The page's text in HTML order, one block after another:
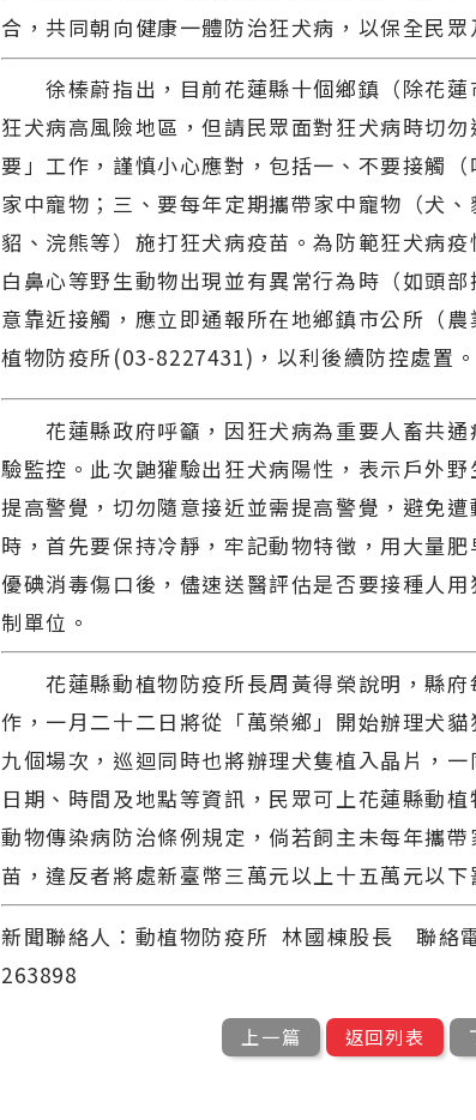
合，共同朝向健康一體防治狂犬病，以保全民眾
徐榛蔚指出，目前花蓮縣十個鄉鎮（除花蓮
狂犬病高風險地區，但請民眾面對狂犬病時切
要」工作，謹慎小心應對，包括一、不要接觸
家中寵物；三、要每年定期攜帶家中寵物（犬
貂、浣熊等）施打狂犬病疫苗。為防範狂犬病
白鼻心等野生動物出現並有異常行為時（如頭
意靠近接觸，應立即通報所在地鄉鎮市公所（
植物防疫所(03-8227431)，以利後續防控處置。
花蓮縣政府呼籲，因狂犬病為重要人畜共通
驗監控。此次鼬獾驗出狂犬病陽性，表示戶外
提高警覺，切勿隨意接近並需提高警覺，避免
時，首先要保持冷靜，牢記動物特徵，用大量
優碘消毒傷口後，儘速送醫評估是否要接種人
制單位。
花蓮縣動植物防疫所長周黃得榮說明，縣府
作，一月二十二日將從「萬榮鄉」開始辦理犬
九個場次，巡迴同時也將辦理犬隻植入晶片，
日期、時間及地點等資訊，民眾可上花蓮縣動
動物傳染病防治條例規定，倘若飼主未每年攜
苗，違反者將處新臺幣三萬元以上十五萬元以下
新聞聯絡人：動植物防疫所 林國棟股長 聯絡
263898
上一篇 返回列表